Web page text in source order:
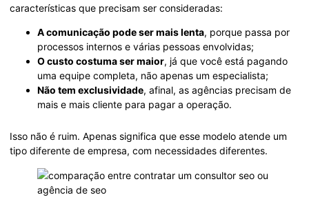
características que precisam ser consideradas:
A comunicação pode ser mais lenta, porque passa por
processos internos e várias pessoas envolvidas;
O custo costuma ser maior, já que você está pagando
uma equipe completa, não apenas um especialista;
Não tem exclusividade, afinal, as agências precisam de
mais e mais cliente para pagar a operação.
Isso não é ruim. Apenas significa que esse modelo atende um
tipo diferente de empresa, com necessidades diferentes.